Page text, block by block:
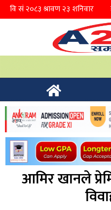
आमिर खानले